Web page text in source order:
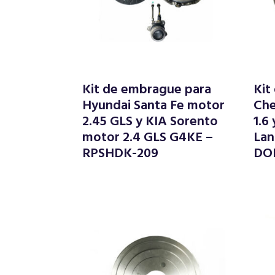
Kit de embrague para
Hyundai Santa Fe motor
2.45 GLS y KIA Sorento
motor 2.4 GLS G4KE –
RPSHDK-209
Kit